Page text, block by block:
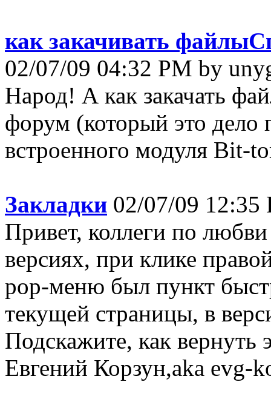
как закачивать
02/07/09 04:32 PM by
Народ! А как закачать
форум (который это
встроенного модуля Bit-
Закладки 02/07/09 12:35
Привет, коллеги по
версиях, при клике
pop-меню был пункт
текущей страницы, в
Подскажите, как вернуть
Евгений Корзун,aka evg-